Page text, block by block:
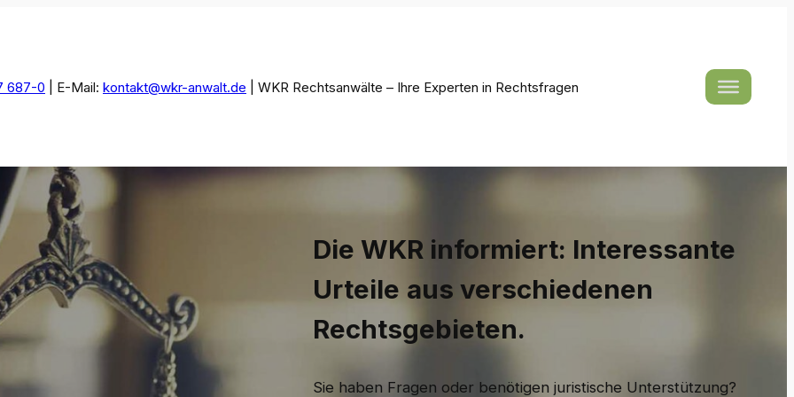
687-0 | E-Mail: kontakt@wkr-anwalt.de | WKR Rechtsanwälte – Ihre Experten in Rechtsfragen
Die WKR informiert: Interessante
Urteile aus verschiedenen
Rechtsgebieten.
Sie haben Fragen oder benötigen juristische Unterstützung?